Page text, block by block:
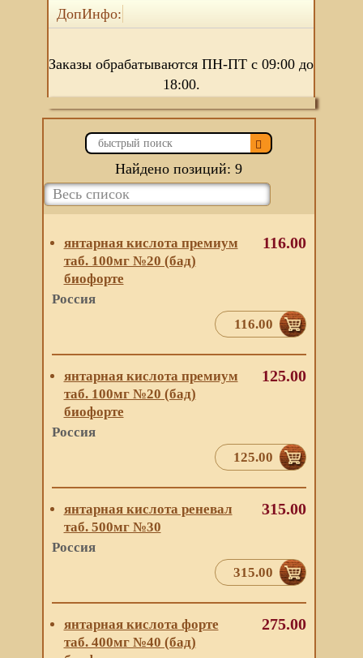
ДопИнфо:
Заказы обрабатываются ПН-ПТ с 09:00 до
18:00.
Найдено позиций: 9
янтарная кислота премиум
таб. 100мг №20 (бад)
биофорте
Россия
116.00
116.00
янтарная кислота премиум
таб. 100мг №20 (бад)
биофорте
Россия
125.00
125.00
янтарная кислота реневал
таб. 500мг №30
Россия
315.00
315.00
янтарная кислота форте
таб. 400мг №40 (бад)
275.00